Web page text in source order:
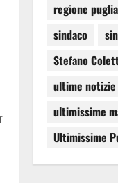
regione puglia
sindaco
Stefano
ultime notizie
ultimissime
Ultimissime